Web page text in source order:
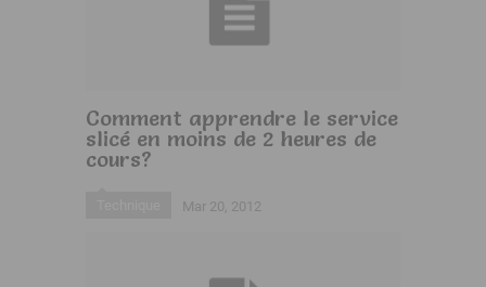
Comment apprendre le service
slicé en moins de 2 heures de
cours?
Mar 20, 2012